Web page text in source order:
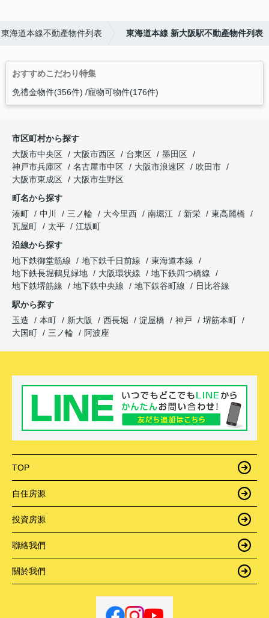
東海道本線不動產物件列表 東海道本線 新大阪駅不動產物件列表
おすすめこだわり特集
免禮金物件(356件) 寵物可物件(176件)
市区町村から探す
大阪市中央区
大阪市西区 台東区
墨田区
神戸市兵庫区
名古屋市中区 大阪市浪速区
吹田市
大阪市東成区
大阪市生野区
町名から探す
湊町
中川 三ノ輪 大今里西 南堀江 新栄
東高麗橋
瓦屋町
太平
江坂町
沿線から探す
地下鉄御堂筋線
地下鉄千日前線
東海道本線
地下鉄長堀鶴見緑地
大阪環状線
地下鉄四つ橋線
地下鉄堺筋線
地下鉄中央線 地下鉄谷町線
日比谷線
駅から探す
玉造
本町 新大阪 西長堀 淀屋橋 神戸
堺筋本町
大国町
三ノ輪 阿波座
TOP
自住房源
投資房源
聯絡我們
關於我們